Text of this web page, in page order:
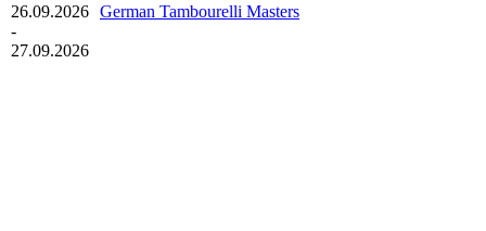
26.09.2026
-
27.09.2026
German Tambourelli Masters